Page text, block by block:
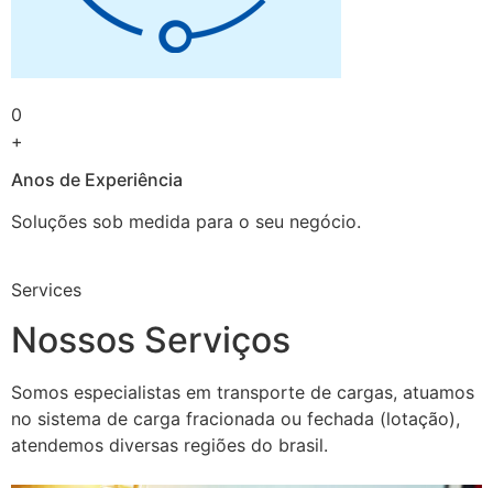
0
+
Anos de Experiência
Soluções sob medida para o seu negócio.
Services
Nossos Serviços
Somos especialistas em transporte de cargas, atuamos
no sistema de carga fracionada ou fechada (lotação),
atendemos diversas regiões do brasil.